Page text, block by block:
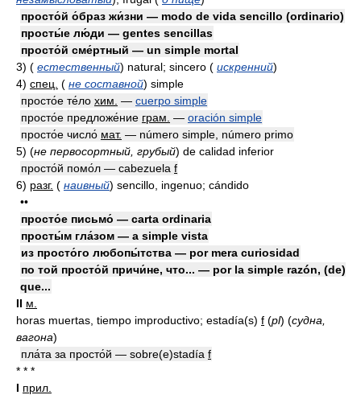
просто́й о́браз жи́зни — modo de vida sencillo (ordinario)
просты́е лю́ди — gentes sencillas
просто́й сме́ртный — un simple mortal
3) ( естественный) natural; sincero ( искренний)
4) спец. ( не составной) simple
просто́е те́ло хим. — cuerpo simple
просто́е предложе́ние грам. — oración simple
просто́е число́ мат. — número simple, número primo
5) (не первосортный, грубый) de calidad inferior
просто́й помо́л — cabezuela f
6) разг. ( наивный) sencillo, ingenuo; cándido
••
просто́е письмо́ — carta ordinaria
просты́м гла́зом — a simple vista
из просто́го любопы́тства — por mera curiosidad
по той просто́й причи́не, что... — por la simple razón, (de)
que...
II м.
horas muertas, tiempo improductivo; estadía(s) f (pl) (судна,
вагона)
пла́та за просто́й — sobre(e)stadía f
* * *
I прил.